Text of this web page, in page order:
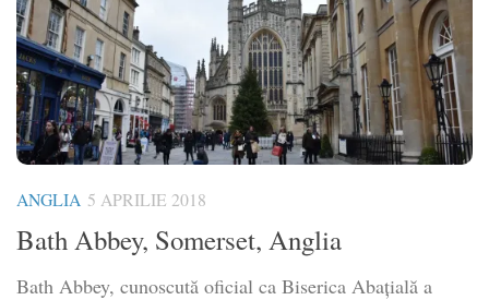
ANGLIA 5 APRILIE 2018
Bath Abbey, Somerset, Anglia
Bath Abbey, cunoscută oficial ca Biserica Abațială a